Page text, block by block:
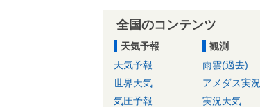
全国のコンテンツ
天気予報
天気予報
世界天気
気圧予報
観測
雨雲(過去)
アメダス実況
実況天気